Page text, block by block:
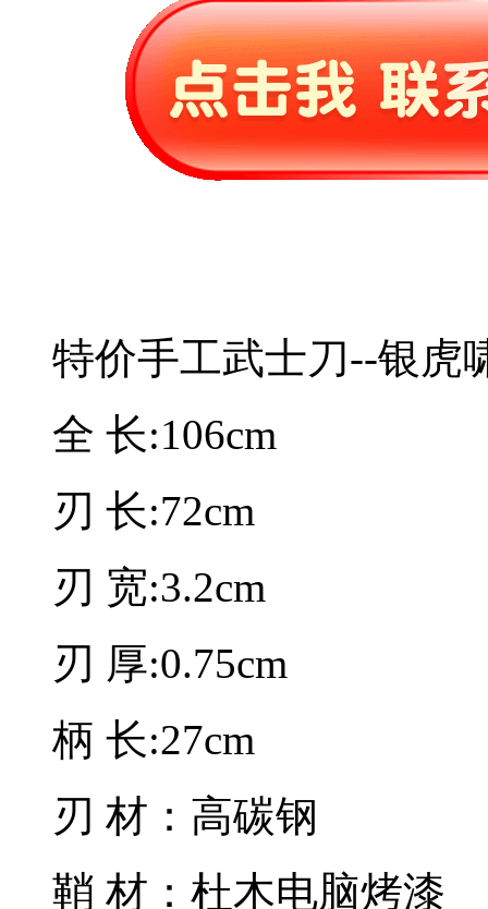
特价手工武士刀--银虎
全 长:106cm
刃 长:72cm
刃 宽:3.2cm
刃 厚:0.75cm
柄 长:27cm
刃 材：高碳钢
鞘 材：杜木电脑烤漆